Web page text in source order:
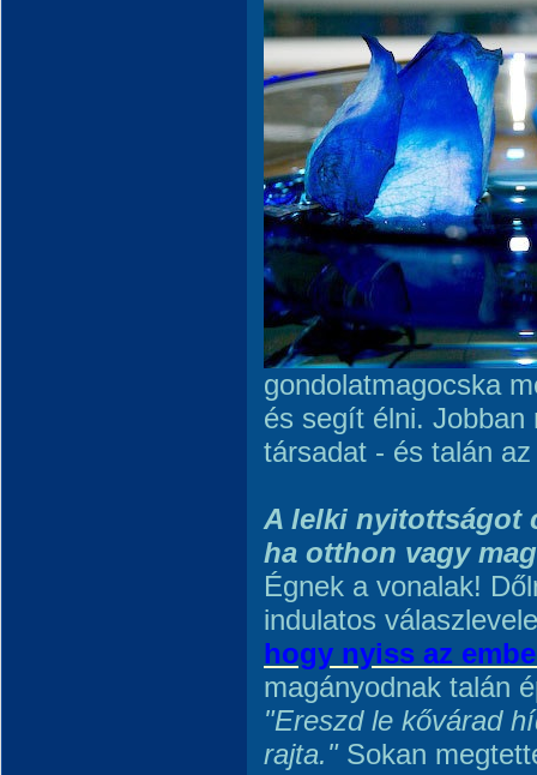
gondolatmagocska
és segít élni. Jobban
társadat - és talán
A lelki nyitottságot
ha otthon vagy
Égnek a vonalak!
indulatos
hogy nyiss az
magányodnak talán
"Ereszd le kővárad
rajta."Sokan